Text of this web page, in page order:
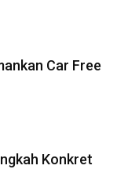
Car Free
Konkret